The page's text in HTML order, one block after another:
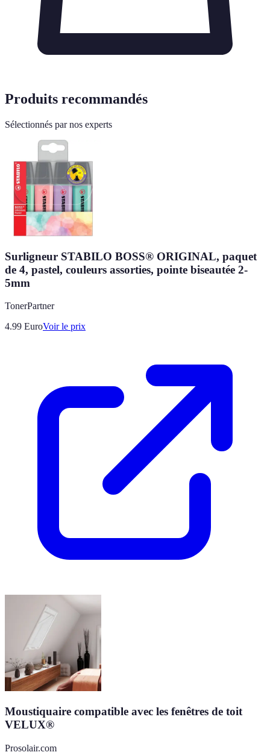
Produits recommandés
Sélectionnés par nos experts
Surligneur STABILO BOSS® ORIGINAL, paquet
de 4, pastel, couleurs assorties, pointe biseautée 2-
5mm
TonerPartner
4.99 EuroVoir le prix
Moustiquaire compatible avec les fenêtres de toit
VELUX®
Prosolair.com